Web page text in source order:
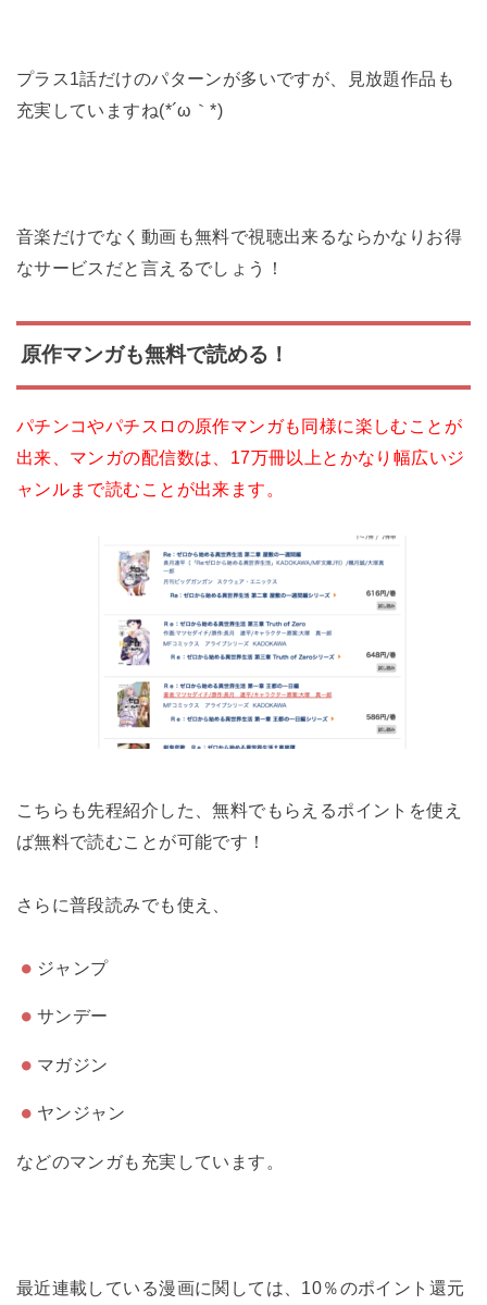
プラス1話だけのパターンが多いですが、見放題作品も
充実していますね(*´ω｀*)
音楽だけでなく動画も無料で視聴出来るならかなりお得
なサービスだと言えるでしょう！
原作マンガも無料で読める！
パチンコやパチスロの原作マンガも同様に楽しむことが
出来、マンガの配信数は、17万冊以上とかなり幅広いジ
ャンルまで読むことが出来ます。
こちらも先程紹介した、無料でもらえるポイントを使え
ば無料で読むことが可能です！
さらに普段読みでも使え、
ジャンプ
サンデー
マガジン
ヤンジャン
などのマンガも充実しています。
最近連載している漫画に関しては、 10％のポイント還元